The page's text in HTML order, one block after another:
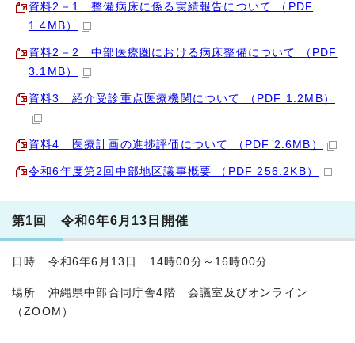
資料2－1 整備病床に係る実績報告について （PDF
1.4MB）
資料2－2 中部医療圏における病床整備について （PDF
3.1MB）
資料3 紹介受診重点医療機関について （PDF 1.2MB）
資料4 医療計画の進捗評価について （PDF 2.6MB）
令和6年度第2回中部地区議事概要 （PDF 256.2KB）
第1回 令和6年6月13日開催
日時 令和6年6月13日 14時00分～16時00分
場所 沖縄県中部合同庁舎4階 会議室及びオンライン
（ZOOM）